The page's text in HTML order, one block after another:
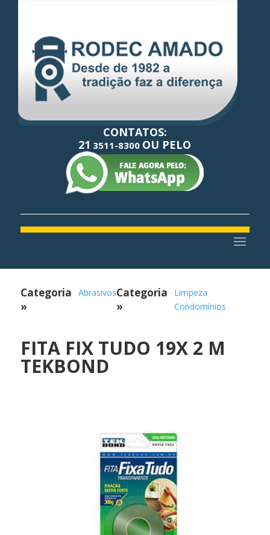
CONTATOS:
21 3511-8300 OU PELO
Categoria
»
AbrasivosCategoria
»
Limpeza
Condomínios
FITA FIX TUDO 19X 2 M
TEKBOND